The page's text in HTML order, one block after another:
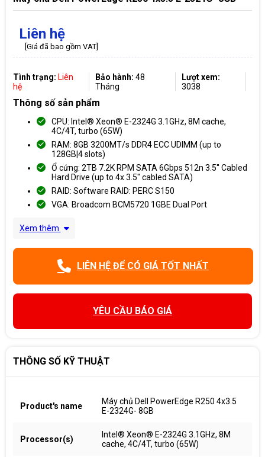
Liên hệ
[Giá đã bao gồm VAT]
Tình trạng: Liên
hệ
Bảo hành: 48
Tháng
Lượt xem:
3038
Thông số sản phẩm
CPU: Intel® Xeon® E-2324G 3.1GHz, 8M cache,
4C/4T, turbo (65W)
RAM: 8GB 3200MT/s DDR4 ECC UDIMM (up to
128GB|4 slots)
Ổ cứng: 2TB 7.2K RPM SATA 6Gbps 512n 3.5'' Cabled
Hard Drive (up to 4x 3.5" cabled SATA)
RAID: Software RAID: PERC S150
VGA: Broadcom BCM5720 1GBE Dual Port
Xem thêm
LIÊN HỆ ĐỂ CÓ GIÁ TỐT NHẤT
YÊU CẦU BÁO GIÁ
THÔNG SỐ KỸ THUẬT
Product's name
Máy chủ Dell PowerEdge R250 4x3.5
E-2324G- 8GB
Processor(s)
Intel® Xeon® E-2324G 3.1GHz, 8M
cache, 4C/4T, turbo (65W)